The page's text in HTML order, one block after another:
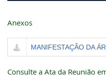
Anexos
MANIFESTAÇÃO DA
Consulte a Ata da Reunião